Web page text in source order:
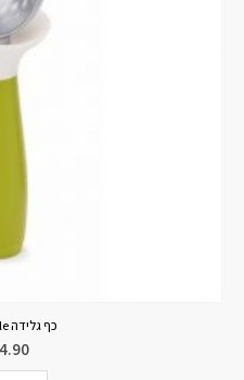
כף גלידה Dimple ירוק